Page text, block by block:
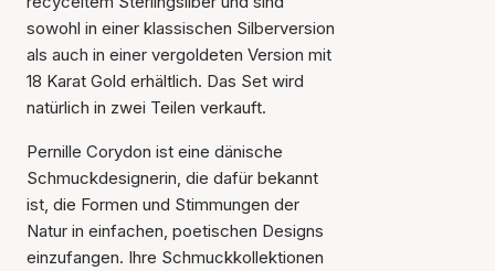
sowohl in einer klassischen Silberversion
als auch in einer vergoldeten Version mit
18 Karat Gold erhältlich. Das Set wird
natürlich in zwei Teilen verkauft.
Pernille Corydon ist eine dänische
Schmuckdesignerin, die dafür bekannt
ist, die Formen und Stimmungen der
Natur in einfachen, poetischen Designs
einzufangen. Ihre Schmuckkollektionen